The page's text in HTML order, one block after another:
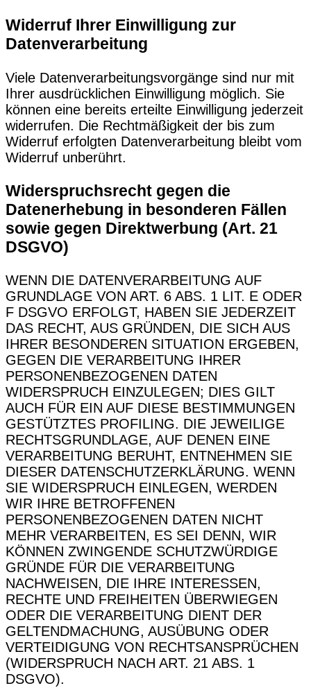
Widerruf Ihrer Einwilligung zur
Datenverarbeitung
Viele Datenverarbeitungsvorgänge sind nur mit
Ihrer ausdrücklichen Einwilligung möglich. Sie
können eine bereits erteilte Einwilligung jederzeit
widerrufen. Die Rechtmäßigkeit der bis zum
Widerruf erfolgten Datenverarbeitung bleibt vom
Widerruf unberührt.
Widerspruchsrecht gegen die
Datenerhebung in besonderen Fällen
sowie gegen Direktwerbung (Art. 21
DSGVO)
WENN DIE DATENVERARBEITUNG AUF
GRUNDLAGE VON ART. 6 ABS. 1 LIT. E ODER
F DSGVO ERFOLGT, HABEN SIE JEDERZEIT
DAS RECHT, AUS GRÜNDEN, DIE SICH AUS
IHRER BESONDEREN SITUATION ERGEBEN,
GEGEN DIE VERARBEITUNG IHRER
PERSONENBEZOGENEN DATEN
WIDERSPRUCH EINZULEGEN; DIES GILT
AUCH FÜR EIN AUF DIESE BESTIMMUNGEN
GESTÜTZTES PROFILING. DIE JEWEILIGE
RECHTSGRUNDLAGE, AUF DENEN EINE
VERARBEITUNG BERUHT, ENTNEHMEN SIE
DIESER DATENSCHUTZERKLÄRUNG. WENN
SIE WIDERSPRUCH EINLEGEN, WERDEN
WIR IHRE BETROFFENEN
PERSONENBEZOGENEN DATEN NICHT
MEHR VERARBEITEN, ES SEI DENN, WIR
KÖNNEN ZWINGENDE SCHUTZWÜRDIGE
GRÜNDE FÜR DIE VERARBEITUNG
NACHWEISEN, DIE IHRE INTERESSEN,
RECHTE UND FREIHEITEN ÜBERWIEGEN
ODER DIE VERARBEITUNG DIENT DER
GELTENDMACHUNG, AUSÜBUNG ODER
VERTEIDIGUNG VON RECHTSANSPRÜCHEN
(WIDERSPRUCH NACH ART. 21 ABS. 1
DSGVO).